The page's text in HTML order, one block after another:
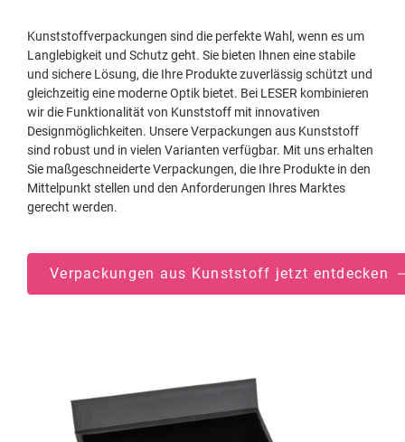
Kunststoffverpackungen sind die perfekte Wahl, wenn es um
Langlebigkeit und Schutz geht. Sie bieten Ihnen eine stabile
und sichere Lösung, die Ihre Produkte zuverlässig schützt und
gleichzeitig eine moderne Optik bietet. Bei LESER kombinieren
wir die Funktionalität von Kunststoff mit innovativen
Designmöglichkeiten. Unsere Verpackungen aus Kunststoff
sind robust und in vielen Varianten verfügbar. Mit uns erhalten
Sie maßgeschneiderte Verpackungen, die Ihre Produkte in den
Mittelpunkt stellen und den Anforderungen Ihres Marktes
gerecht werden.
Verpackungen aus Kunststoff jetzt entdecken